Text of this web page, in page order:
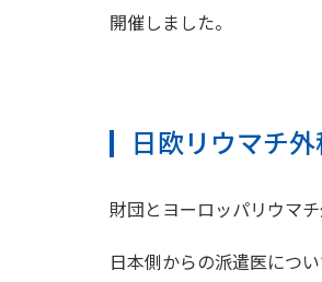
開催しました。
日欧リウマチ
財団とヨーロッパリウマ
日本側からの派遣医につ